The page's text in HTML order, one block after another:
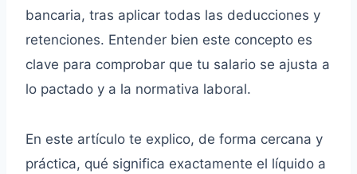
bancaria, tras aplicar todas las deducciones y
retenciones. Entender bien este concepto es
clave para comprobar que tu salario se ajusta a
lo pactado y a la normativa laboral.
En este artículo te explico, de forma cercana y
práctica, qué significa exactamente el líquido a